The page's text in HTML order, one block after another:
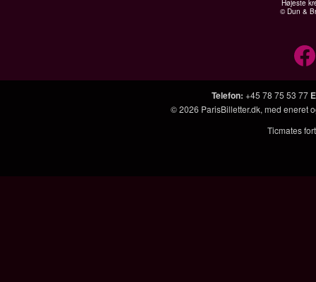
Højeste
© Dun &
Telefon: +45 78 75 53 77
© 2026 ParisBilletter.dk, med eneret
Ticmates